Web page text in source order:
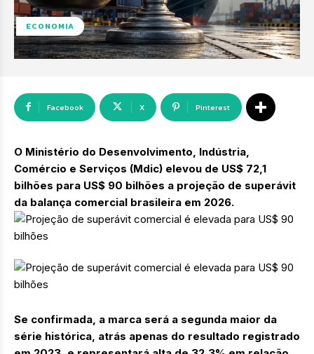
ECONOMIA
Facebook X Pinterest
O Ministério do Desenvolvimento, Indústria,
Comércio e Serviços (Mdic) elevou de US$ 72,1
bilhões para US$ 90 bilhões a projeção de superávit
da balança comercial brasileira em 2026.
Se confirmada, a marca será a segunda maior da
série histórica, atrás apenas do resultado registrado